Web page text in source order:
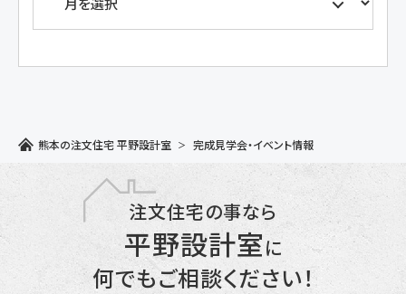
熊本の注文住宅 平野設計室 完成見学会・イベント情報
注文住宅の事なら
平野設計室に
何でもご相談ください！